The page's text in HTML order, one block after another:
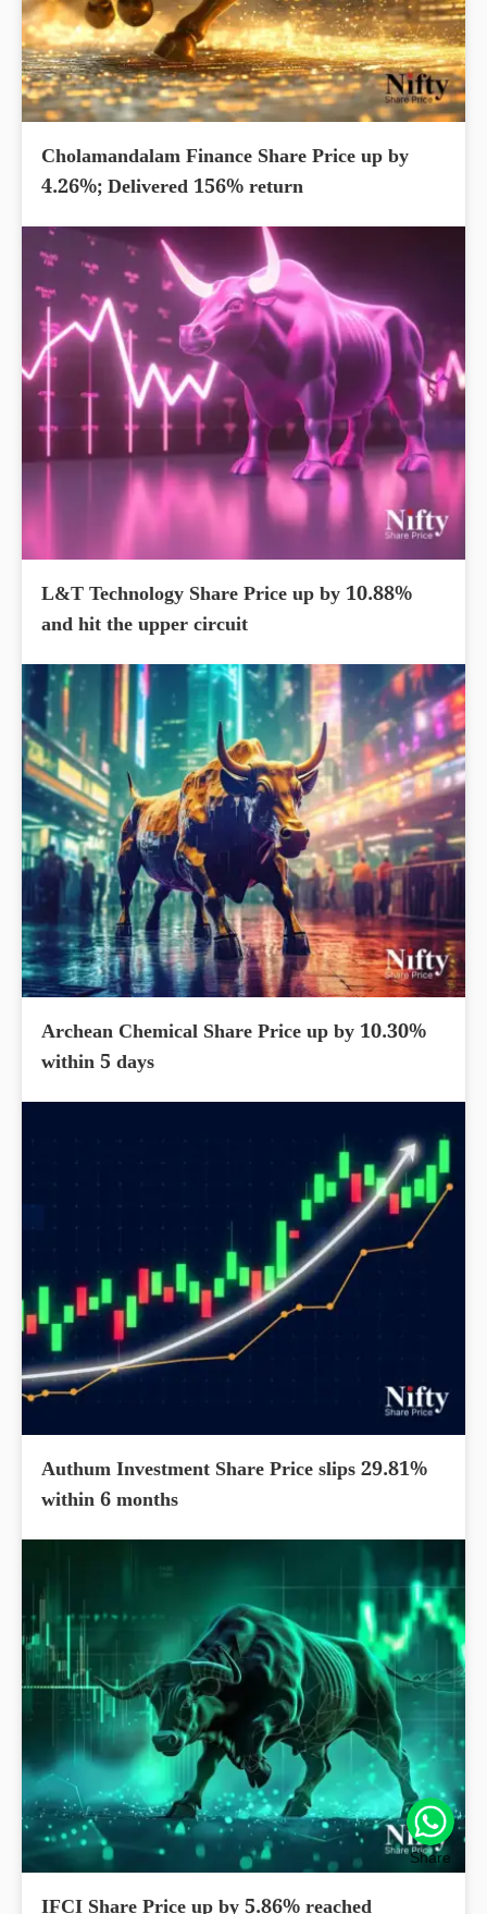
Cholamandalam Finance Share Price up by
4.26%; Delivered 156% return
L&T Technology Share Price up by 10.88%
and hit the upper circuit
Archean Chemical Share Price up by 10.30%
within 5 days
Authum Investment Share Price slips 29.81%
within 6 months
Share